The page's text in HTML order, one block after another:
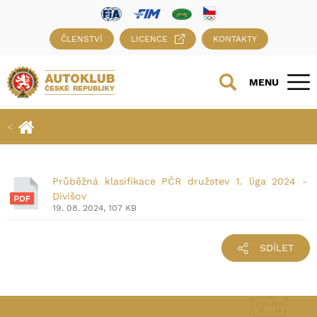
ČLENSTVÍ LICENCE KONTAKTY
MENU
Průběžná klasifikace PČR družstev 1. liga 2024 -
Divišov
19. 08. 2024, 107 KB
SDÍLET